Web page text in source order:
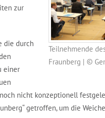
Teilnehmende
Fraunberg | ©
zur
die durch
einer
nicht konzeptionell
getroffen, um die